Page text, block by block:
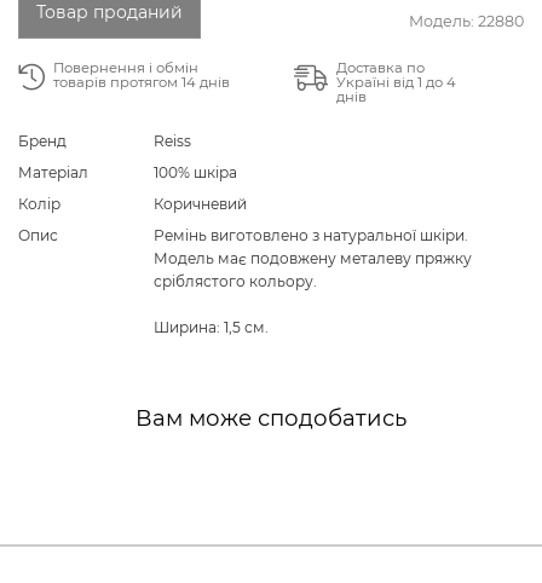
Модель: 22880
Товар проданий
Повернення і обмін
товарів протягом 14 днів
Доставка по
Україні від 1 до 4
днів
Бренд
Reiss
Матеріал
100% шкіра
Колір
Коричневий
Опис
Ремінь виготовлено з натуральної шкіри.
Модель має подовжену металеву пряжку
сріблястого кольору.
Ширина: 1,5 см.
Вам може сподобатись